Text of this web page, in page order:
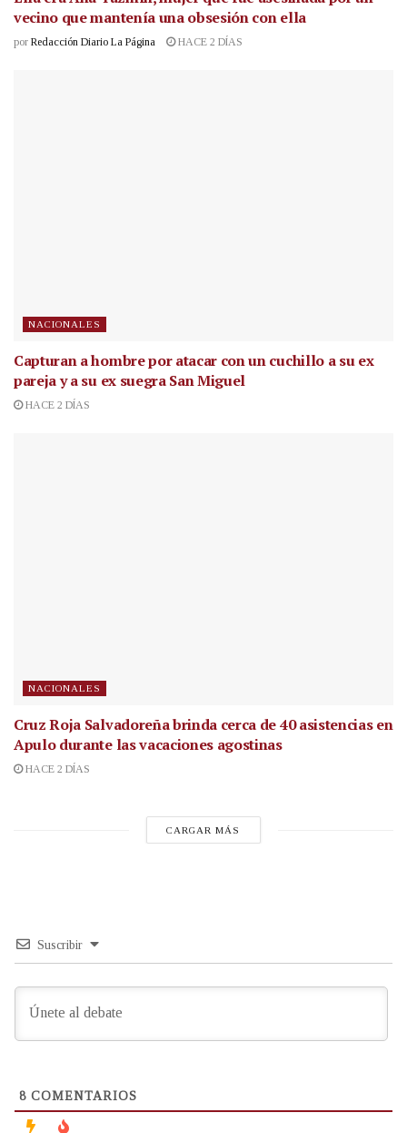
vecino que mantenía una obsesión con ella
por Redacción Diario La Página HACE 2 DÍAS
NACIONALES
Capturan a hombre por atacar con un cuchillo a su ex
pareja y a su ex suegra San Miguel
HACE 2 DÍAS
NACIONALES
Cruz Roja Salvadoreña brinda cerca de 40 asistencias en
Apulo durante las vacaciones agostinas
HACE 2 DÍAS
CARGAR MÁS
Suscribir
8 COMENTARIOS